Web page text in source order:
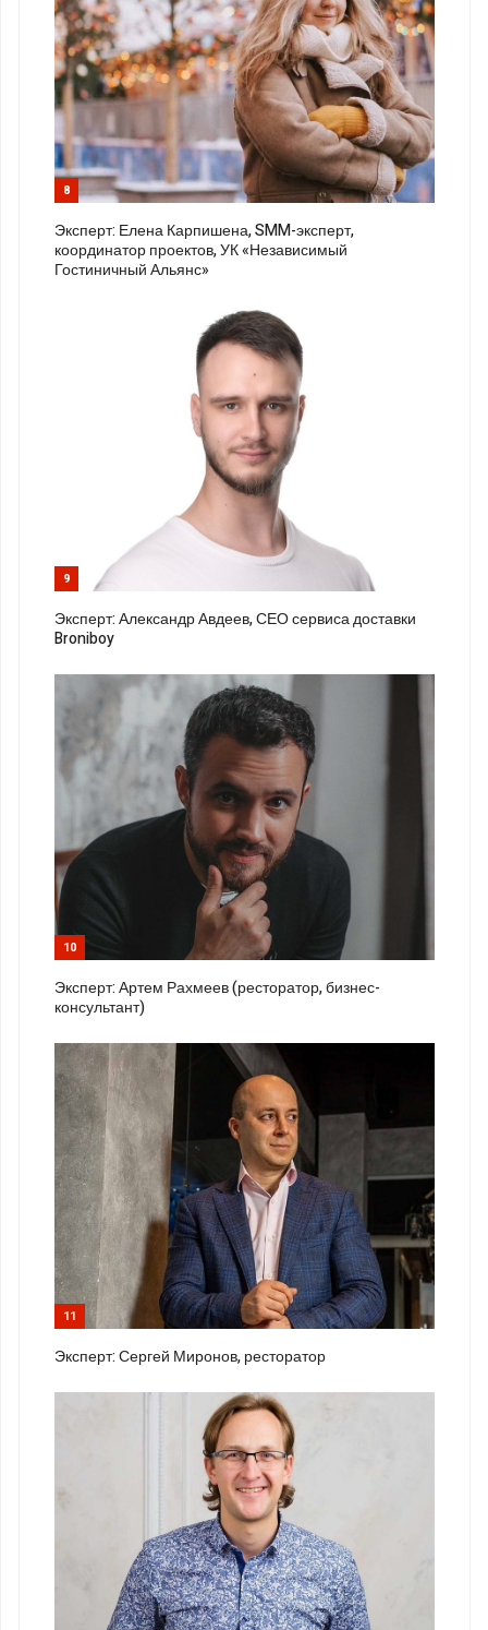
8
Эксперт: Елена Карпишена, SMM-эксперт,
координатор проектов, УК «Независимый
Гостиничный Альянс»
9
Эксперт: Александр Авдеев, СЕО сервиса доставки
Broniboy
10
Эксперт: Артем Рахмеев (ресторатор, бизнес-
консультант)
11
Эксперт: Сергей Миронов, ресторатор